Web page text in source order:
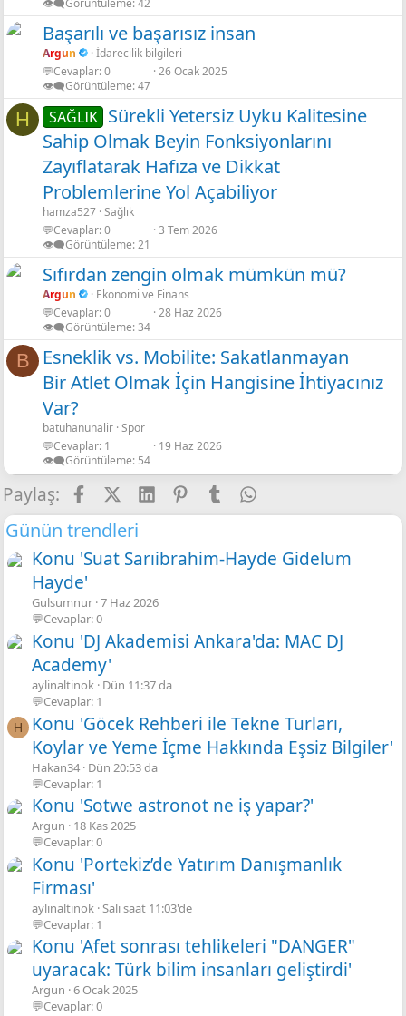
Başarılı ve başarısız insan
Argun
İdarecilik bilgileri
💬Cevaplar 0
👁️‍🗨️Görüntüleme 47
26 Ocak 2025
H SAĞLIK Sürekli Yetersiz Uyku Kalitesine
Sahip Olmak Beyin Fonksiyonlarını
Zayıflatarak Hafıza ve Dikkat
Problemlerine Yol Açabiliyor
hamza527 Sağlık
💬Cevaplar 0
👁️‍🗨️Görüntüleme 21
3 Tem 2026
Sıfırdan zengin olmak mümkün mü?
Argun
Ekonomi ve Finans
💬Cevaplar 0
👁️‍🗨️Görüntüleme 34
28 Haz 2026
B
Esneklik vs. Mobilite: Sakatlanmayan
Bir Atlet Olmak İçin Hangisine İhtiyacınız
Var?
batuhanunalir Spor
💬Cevaplar 1
👁️‍🗨️Görüntüleme 54
19 Haz 2026
Paylaş: FacebookLinkedInPinterest
Tumblr
Günün trendleri
Konu 'Suat Sarıibrahim-Hayde Gidelum
Hayde'
Gulsumnur 7 Haz 2026
💬Cevaplar: 0
Konu 'DJ Akademisi Ankara'da: MAC DJ
Academy'
aylinaltinok Dün 11:37 da
💬Cevaplar: 1
H
Konu 'Göcek Rehberi ile Tekne Turları,
Koylar ve Yeme İçme Hakkında Eşsiz Bilgiler'
Hakan34 Dün 20:53 da
💬Cevaplar: 1
Konu 'Sotwe astronot ne iş yapar?'
Argun
18 Kas 2025
💬Cevaplar: 0
Konu 'Portekiz’de Yatırım Danışmanlık
Firması'
aylinaltinok Salı saat 11:03'de
💬Cevaplar: 1
Konu 'Afet sonrası tehlikeleri "DANGER"
uyaracak: Türk bilim insanları geliştirdi'
Argun 6 Ocak 2025
💬Cevaplar: 0